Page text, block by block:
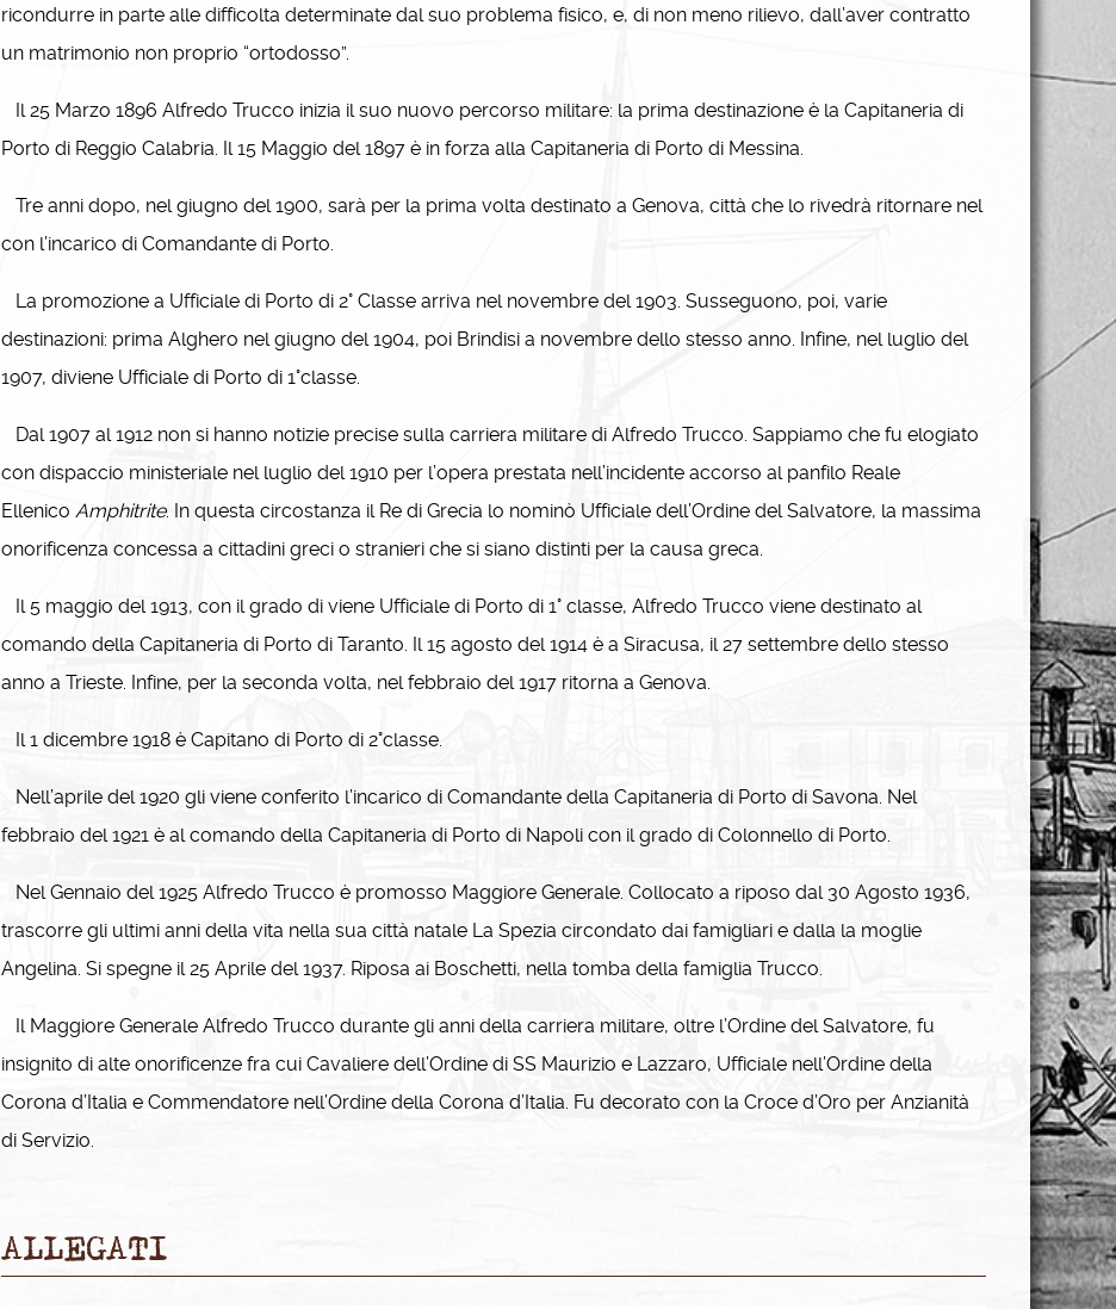
ricondurre in parte alle difficolta determinate dal suo problema fisico, e, di non meno rilievo, dall’aver contratto
un matrimonio non proprio “ortodosso”.
Il 25 Marzo 1896 Alfredo Trucco inizia il suo nuovo percorso militare: la prima destinazione è la Capitaneria di
Porto di Reggio Calabria. Il 15 Maggio del 1897 è in forza alla Capitaneria di Porto di Messina.
Tre anni dopo, nel giugno del 1900, sarà per la prima volta destinato a Genova, città che lo rivedrà ritornare nel
con l’incarico di Comandante di Porto.
La promozione a Ufficiale di Porto di 2° Classe arriva nel novembre del 1903. Susseguono, poi, varie
destinazioni: prima Alghero nel giugno del 1904, poi Brindisi a novembre dello stesso anno. Infine, nel luglio del
1907, diviene Ufficiale di Porto di 1°classe.
Dal 1907 al 1912 non si hanno notizie precise sulla carriera militare di Alfredo Trucco. Sappiamo che fu elogiato
con dispaccio ministeriale nel luglio del 1910 per l’opera prestata nell’incidente accorso al panfilo Reale
Ellenico Amphitrite. In questa circostanza il Re di Grecia lo nominò Ufficiale dell’Ordine del Salvatore, la massima
onorificenza concessa a cittadini greci o stranieri che si siano distinti per la causa greca.
Il 5 maggio del 1913, con il grado di viene Ufficiale di Porto di 1° classe, Alfredo Trucco viene destinato al
comando della Capitaneria di Porto di Taranto. Il 15 agosto del 1914 è a Siracusa, il 27 settembre dello stesso
anno a Trieste. Infine, per la seconda volta, nel febbraio del 1917 ritorna a Genova.
Il 1 dicembre 1918 è Capitano di Porto di 2°classe.
Nell’aprile del 1920 gli viene conferito l’incarico di Comandante della Capitaneria di Porto di Savona. Nel
febbraio del 1921 è al comando della Capitaneria di Porto di Napoli con il grado di Colonnello di Porto.
Nel Gennaio del 1925 Alfredo Trucco è promosso Maggiore Generale. Collocato a riposo dal 30 Agosto 1936,
trascorre gli ultimi anni della vita nella sua città natale La Spezia circondato dai famigliari e dalla la moglie
Angelina. Si spegne il 25 Aprile del 1937. Riposa ai Boschetti, nella tomba della famiglia Trucco.
Il Maggiore Generale Alfredo Trucco durante gli anni della carriera militare, oltre l’Ordine del Salvatore, fu
insignito di alte onorificenze fra cui Cavaliere dell’Ordine di SS Maurizio e Lazzaro, Ufficiale nell’Ordine della
Corona d’Italia e Commendatore nell’Ordine della Corona d’Italia. Fu decorato con la Croce d’Oro per Anzianità
di Servizio.
ALLEGATI